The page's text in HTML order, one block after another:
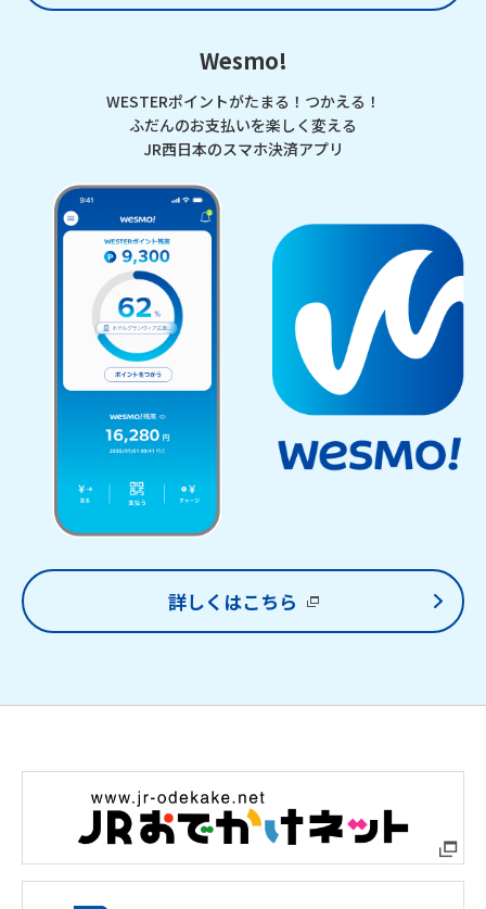
Wesmo!
WESTERポイントがたまる！つかえる！
ふだんのお支払いを楽しく変える
JR西日本のスマホ決済アプリ
詳しくはこちら